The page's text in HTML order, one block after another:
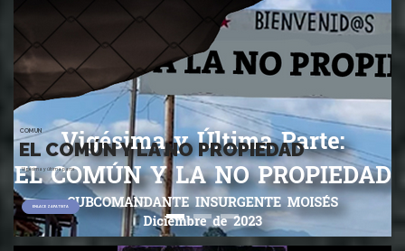
COMUN
EL COMÚN Y LA NO PROPIEDAD
Vigésima y última parte
ENLACE ZAPATISTA